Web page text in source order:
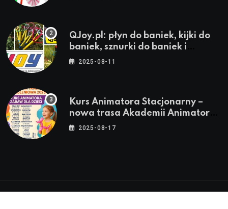
QJoy.pl: płyn do baniek, kijki do
baniek, sznurki do baniek i
zestawy do baniek
2025-08-11
Kurs Animatora Stacjonarny –
nowa trasa Akademii Animatora
– jesień 2025
2025-08-17